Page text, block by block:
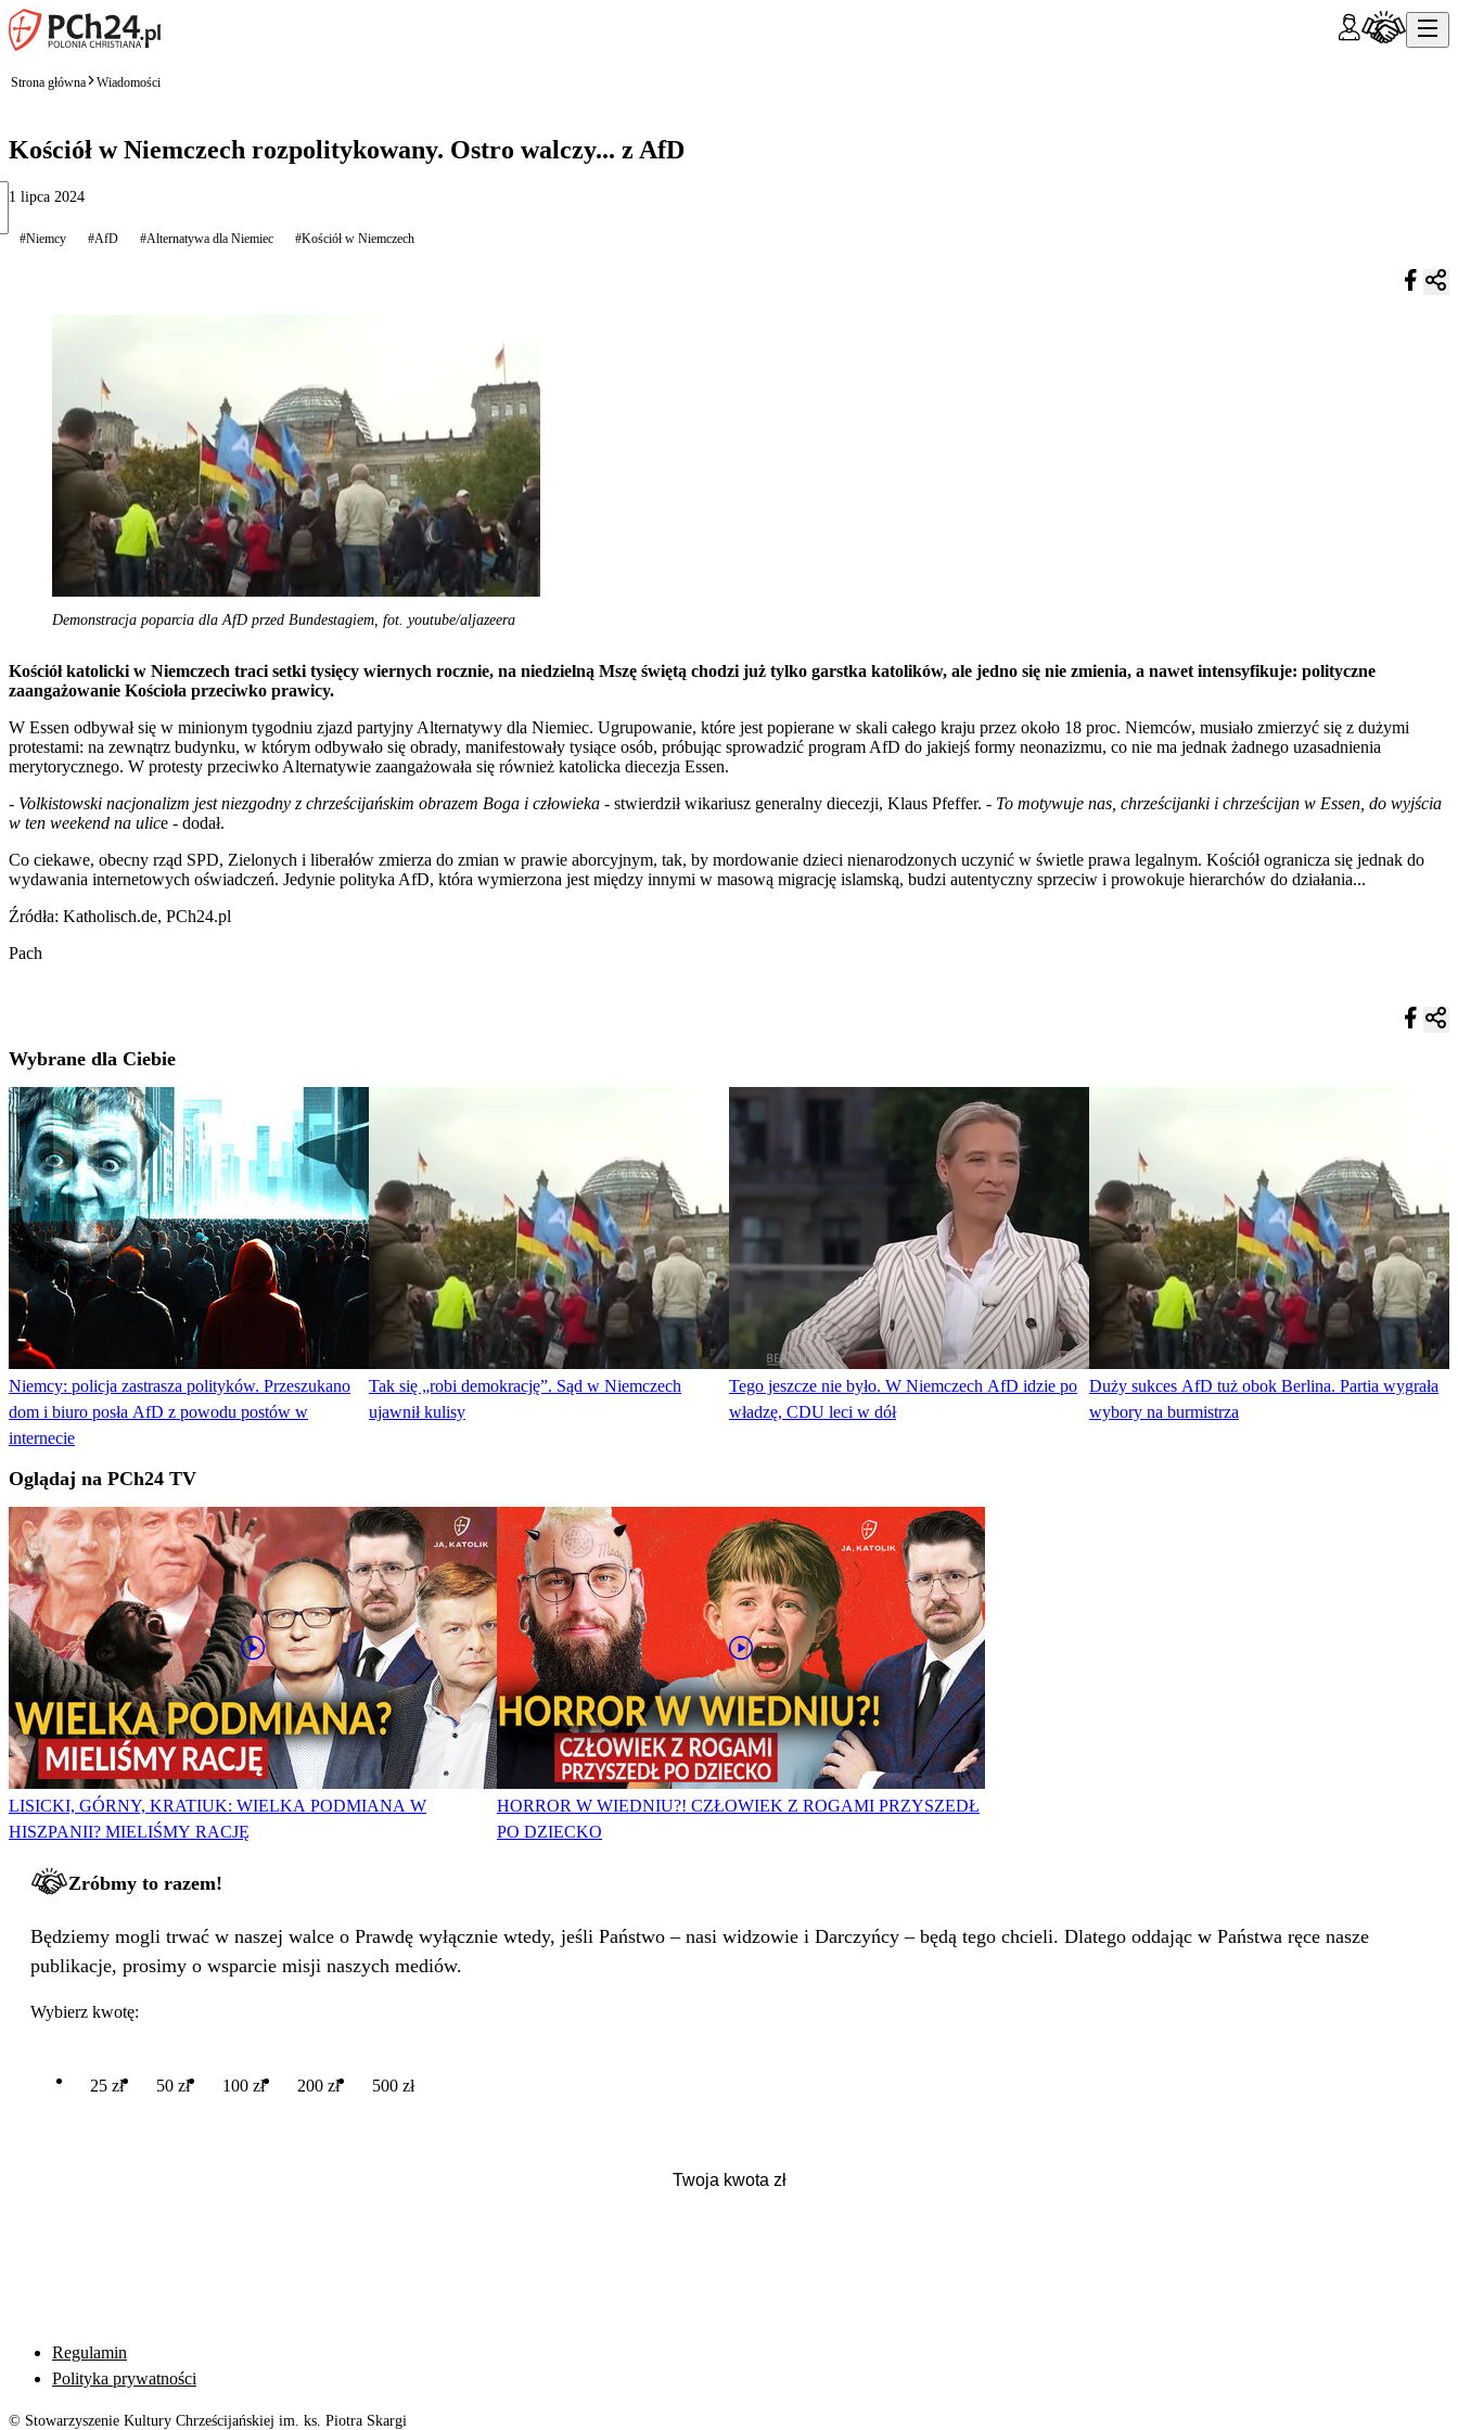
Strona główna Wiadomości
Kościół w Niemczech rozpolitykowany. Ostro walczy... z AfD
1 lipca 2024
#Niemcy #AfD #Alternatywa dla Niemiec #Kościół w Niemczech
Demonstracja poparcia dla AfD przed Bundestagiem, fot. youtube/aljazeera
Kościół katolicki w Niemczech traci setki tysięcy wiernych rocznie, na niedzielną Mszę świętą chodzi już tylko garstka katolików, ale jedno się nie zmienia, a nawet intensyfikuje: polityczne
zaangażowanie Kościoła przeciwko prawicy.
W Essen odbywał się w minionym tygodniu zjazd partyjny Alternatywy dla Niemiec. Ugrupowanie, które jest popierane w skali całego kraju przez około 18 proc. Niemców, musiało zmierzyć się z dużymi
protestami: na zewnątrz budynku, w którym odbywało się obrady, manifestowały tysiące osób, próbując sprowadzić program AfD do jakiejś formy neonazizmu, co nie ma jednak żadnego uzasadnienia
merytorycznego. W protesty przeciwko Alternatywie zaangażowała się również katolicka diecezja Essen.
- Volkistowski nacjonalizm jest niezgodny z chrześcijańskim obrazem Boga i człowieka - stwierdził wikariusz generalny diecezji, Klaus Pfeffer. - To motywuje nas, chrześcijanki i chrześcijan w Essen, do wyjścia
w ten weekend na ulice - dodał.
Co ciekawe, obecny rząd SPD, Zielonych i liberałów zmierza do zmian w prawie aborcyjnym, tak, by mordowanie dzieci nienarodzonych uczynić w świetle prawa legalnym. Kościół ogranicza się jednak do
wydawania internetowych oświadczeń. Jedynie polityka AfD, która wymierzona jest między innymi w masową migrację islamską, budzi autentyczny sprzeciw i prowokuje hierarchów do działania...
Źródła: Katholisch.de, PCh24.pl
Pach
Wybrane dla Ciebie
Niemcy: policja zastrasza polityków. Przeszukano
dom i biuro posła AfD z powodu postów w
internecie
Tak się „robi demokrację”. Sąd w Niemczech
ujawnił kulisy
Tego jeszcze nie było. W Niemczech AfD idzie po
władzę, CDU leci w dół
Duży sukces AfD tuż obok Berlina. Partia wygrała
wybory na burmistrza
Oglądaj na PCh24 TV
LISICKI, GÓRNY, KRATIUK: WIELKA PODMIANA W
HISZPANII? MIELIŚMY RACJĘ
HORROR W WIEDNIU?! CZŁOWIEK Z ROGAMI PRZYSZEDŁ
PO DZIECKO
Zróbmy to razem!
Będziemy mogli trwać w naszej walce o Prawdę wyłącznie wtedy, jeśli Państwo – nasi widzowie i Darczyńcy – będą tego chcieli. Dlatego oddając w Państwa ręce nasze
publikacje, prosimy o wsparcie misji naszych mediów.
Wybierz kwotę:
25 zł 50 zł 100 zł 200 zł 500 zł
Regulamin
Polityka prywatności
© Stowarzyszenie Kultury Chrześcijańskiej im. ks. Piotra Skargi